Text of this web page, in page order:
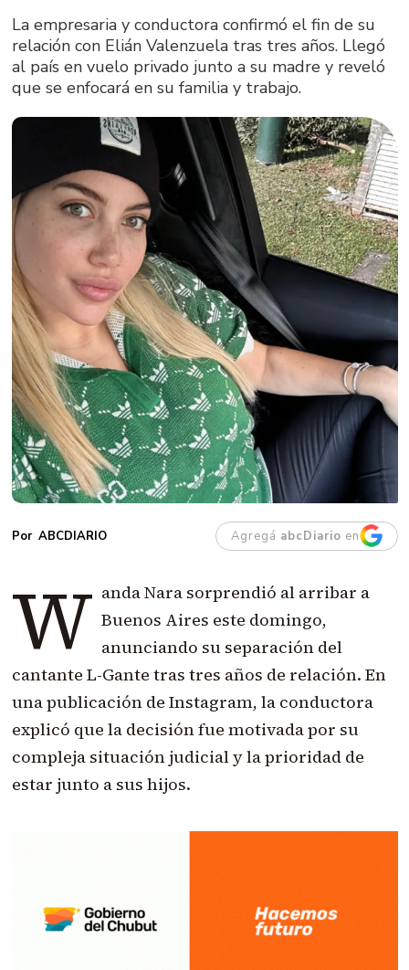
La empresaria y conductora confirmó el fin de su
relación con Elián Valenzuela tras tres años. Llegó
al país en vuelo privado junto a su madre y reveló
que se enfocará en su familia y trabajo.
ABCDIARIO Agregá abcDiario en
W anda Nara sorprendió al arribar a
Buenos Aires este domingo,
anunciando su separación del
cantante L-Gante tras tres años de relación. En
una publicación de Instagram, la conductora
explicó que la decisión fue motivada por su
compleja situación judicial y la prioridad de
estar junto a sus hijos.